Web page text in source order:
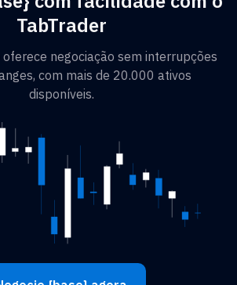
TabTrader
negociação sem interrupções
com mais de 20.000 ativos
disponíveis.